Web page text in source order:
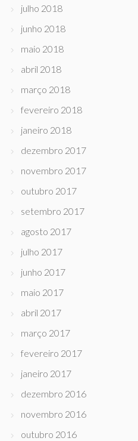
julho 2018
junho 2018
maio 2018
abril 2018
março 2018
fevereiro 2018
janeiro 2018
dezembro 2017
novembro 2017
outubro 2017
setembro 2017
agosto 2017
julho 2017
junho 2017
maio 2017
abril 2017
março 2017
fevereiro 2017
janeiro 2017
dezembro 2016
novembro 2016
outubro 2016